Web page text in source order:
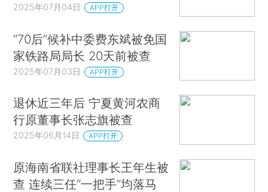
2025年07月04日 APP打开
“70后”候补中委费东斌被免国
家铁路局局长 20天前被查
2025年07月03日 APP打开
退休近三年后 宁夏黄河农商
行原董事长张志旗被查
2025年06月14日 APP打开
原海南省联社理事长王年生被
查 连续三任“一把手”均落马